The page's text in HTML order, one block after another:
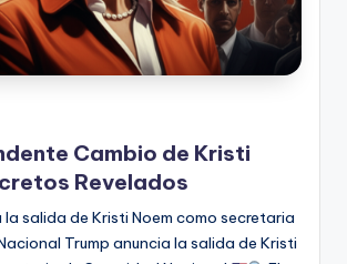
Cambio de Kristi
Revelados
la salida de Kristi Noem como secretaria
Trump anuncia la salida de Kristi